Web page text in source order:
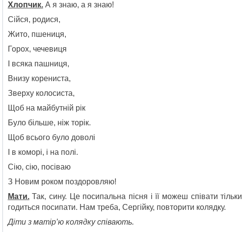
Хлопчик.А я знаю, а я знаю!
Сійся, родися,
Жито, пшениця,
Горох, чечевиця
І всяка пашниця,
Внизу корениста,
Зверху колосиста,
Щоб на майбутній рік
Було більше, ніж торік.
Щоб всього було доволі
І в коморі, і на полі.
Сію, сію, посіваю
З Новим роком поздоровляю!
Мати.Так, сину. Це посипальна пісня і її можеш співати
годиться посипати. Нам треба, Сергійку, повторити колядку.
Діти з матір’ю колядку співають.